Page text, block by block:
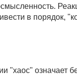
в порядок,
"хаос" означает